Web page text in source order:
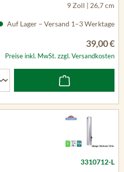
9 Zoll | 26,7 cm
Auf Lager – Versand 1–3 Werktage
39,00 €
Preise inkl. MwSt. zzgl. Versandkosten
3310712-L